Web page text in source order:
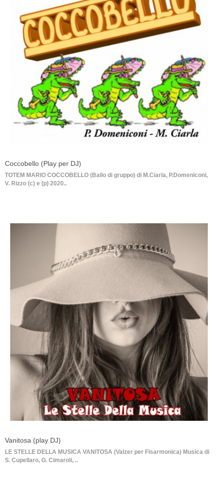
Coccobello (Play per DJ)
TOTEM MARIO COCCOBELLO (Ballo di gruppo) di M.Ciarla, P.Domeniconi,
V. Rizzo (c) e (p) 2020..
Vanitosa (play DJ)
LE STELLE DELLA MUSICA VANITOSA (Valzer per Fisarmonica) Musica di
S. Cupellaro, G. Cimaroli, ..